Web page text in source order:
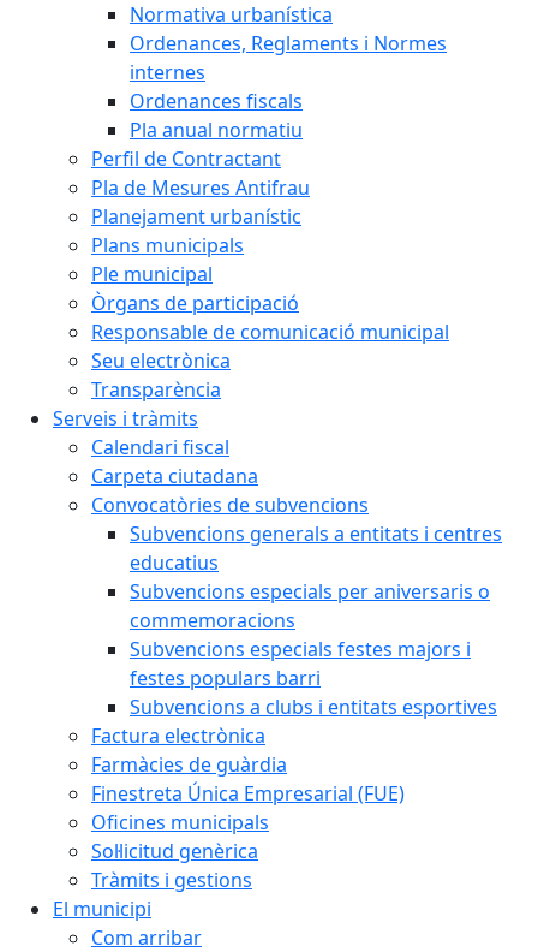
Normativa urbanística
Ordenances, Reglaments i Normes
internes
Ordenances fiscals
Pla anual normatiu
Perfil de Contractant
Pla de Mesures Antifrau
Planejament urbanístic
Plans municipals
Ple municipal
Òrgans de participació
Responsable de comunicació municipal
Seu electrònica
Transparència
Serveis i tràmits
Calendari fiscal
Carpeta ciutadana
Convocatòries de subvencions
Subvencions generals a entitats i centres
educatius
Subvencions especials per aniversaris o
commemoracions
Subvencions especials festes majors i
festes populars barri
Subvencions a clubs i entitats esportives
Factura electrònica
Farmàcies de guàrdia
Finestreta Única Empresarial (FUE)
Oficines municipals
Sol·licitud genèrica
Tràmits i gestions
El municipi
Com arribar